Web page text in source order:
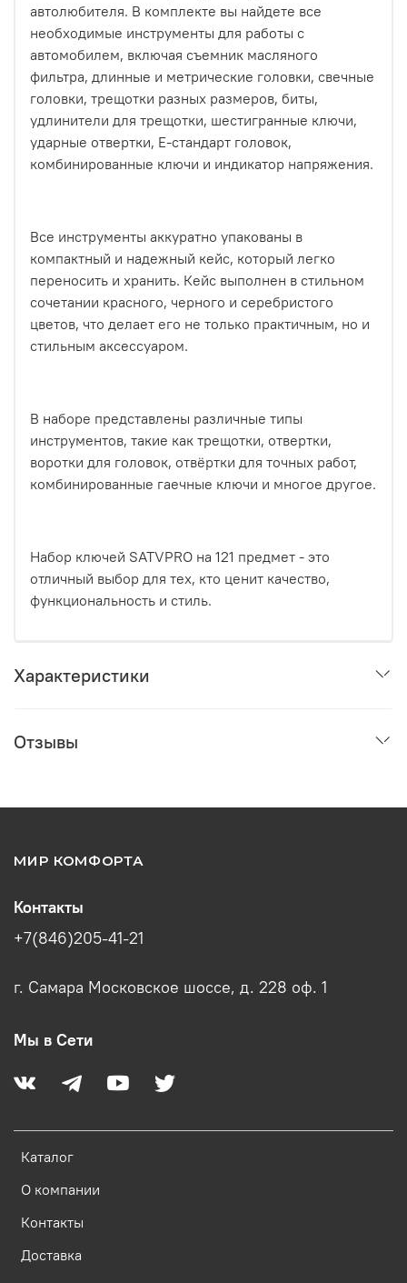
автолюбителя. В комплекте вы найдете все
необходимые инструменты для работы с
автомобилем, включая съемник масляного
фильтра, длинные и метрические головки, свечные
головки, трещотки разных размеров, биты,
удлинители для трещотки, шестигранные ключи,
ударные отвертки, Е-стандарт головок,
комбинированные ключи и индикатор напряжения.
Все инструменты аккуратно упакованы в
компактный и надежный кейс, который легко
переносить и хранить. Кейс выполнен в стильном
сочетании красного, черного и серебристого
цветов, что делает его не только практичным, но и
стильным аксессуаром.
В наборе представлены различные типы
инструментов, такие как трещотки, отвертки,
воротки для головок, отвёртки для точных работ,
комбинированные гаечные ключи и многое другое.
Набор ключей SATVPRO на 121 предмет - это
отличный выбор для тех, кто ценит качество,
функциональность и стиль.
Характеристики
Отзывы
МИР КОМФОРТА
Каталог
О компании
Контакты
Доставка
Контакты
+7(846)205-41-21
г. Самара Московское шоссе, д. 228 оф. 1
Мы в Сети